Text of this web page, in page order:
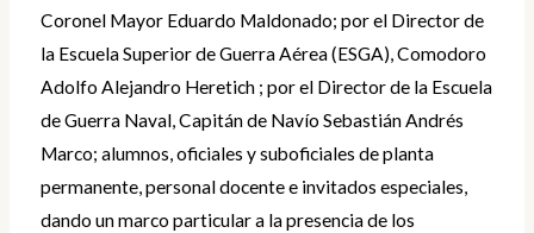
Coronel Mayor Eduardo Maldonado; por el Director de
la Escuela Superior de Guerra Aérea (ESGA), Comodoro
Adolfo Alejandro Heretich ; por el Director de la Escuela
de Guerra Naval, Capitán de Navío Sebastián Andrés
Marco; alumnos, oficiales y suboficiales de planta
permanente, personal docente e invitados especiales,
dando un marco particular a la presencia de los